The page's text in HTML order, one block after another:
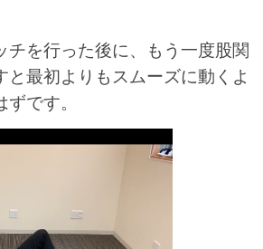
チを行った後に、もう一度股関
と最初よりもスムーズに動くよ
です。